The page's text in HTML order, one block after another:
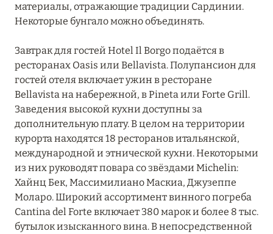
Forte Village Resort – Villas
Forte Village Resort – Waterfront Suites
АЛЬГЕРО 0
ВИЛЛАСИМИУС
КАЛЬЯРИ
КИА 0
материалы, отражающие традиции Сардинии.
Некоторые бунгало можно объединять.
Завтрак для гостей Hotel Il Borgo подаётся в
ресторанах Oasis или Bellavista. Полупансион для
гостей отеля включает ужин в ресторане
Bellavista на набережной, в Pineta или Forte Grill.
Заведения высокой кухни доступны за
дополнительную плату. В целом на территории
курорта находятся 18 ресторанов итальянской,
международной и этнической кухни. Некоторыми
из них руководят повара со звёздами Michelin:
Хайнц Бек, Массимилиано Маскиа, Джузеппе
Моларо. Широкий ассортимент винного погреба
Cantina del Forte включает 380 марок и более 8 тыс.
бутылок изысканного вина. В непосредственной